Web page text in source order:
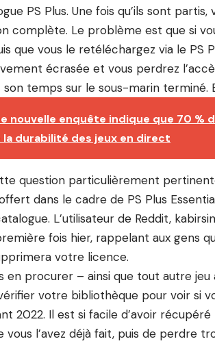
PS Plus. Une fois qu’ils sont
complète. Le problème est que si
que vous le retéléchargez via le PS
écrasée et vous perdrez
temps sur le sous-marin terminé.
nouvelle enquête indique que 70 %
la durabilité des jeux en direct
question particulièrement
dans le cadre de PS Plus
L’utilisateur de Reddit,
fois hier, rappelant aux gens
votre licence.
en procurer – ainsi que tout autre jeu
votre bibliothèque pour voir si
2022. Il est si facile d’avoir récupéré
vous l’avez déjà fait, puis de perdre